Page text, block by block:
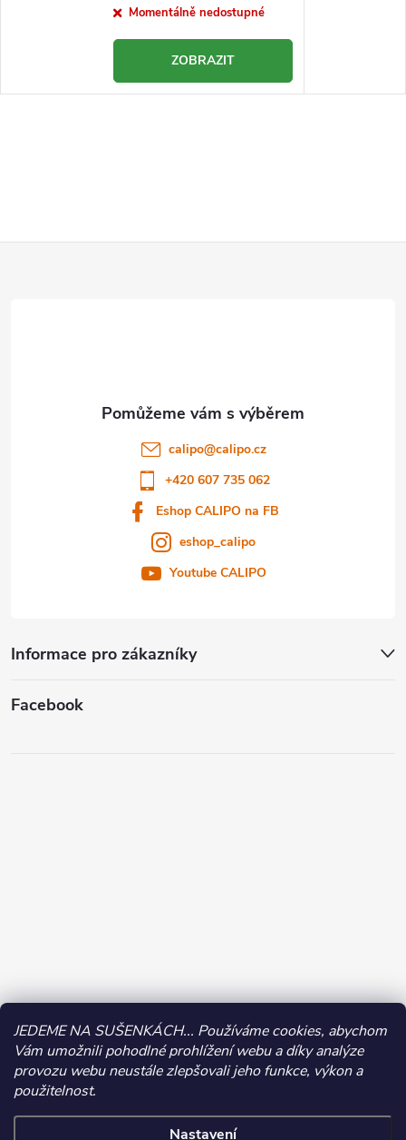
JEDEME NA SUŠENKÁCH... Používáme cookies, abychom
Vám umožnili pohodlné prohlížení webu a díky analýze
provozu webu neustále zlepšovali jeho funkce, výkon a
použitelnost.
Nastavení
cena:Momentálně nedostupné
ZOBRAZIT
Informace pro zákazníky
calipo@calipo.cz
+420 607 735 062
Eshop CALIPO na FB
eshop_calipo
Youtube CALIPO
Facebook